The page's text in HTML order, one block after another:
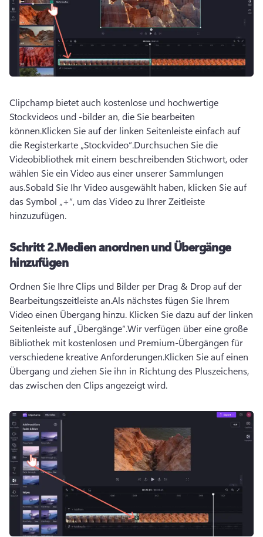
Clipchamp bietet auch kostenlose und hochwertige
Stockvideos und -bilder an, die Sie bearbeiten
können.Klicken Sie auf der linken Seitenleiste einfach auf
die Registerkarte „Stockvideo“.Durchsuchen Sie die
Videobibliothek mit einem beschreibenden Stichwort, oder
wählen Sie ein Video aus einer unserer Sammlungen
aus.Sobald Sie Ihr Video ausgewählt haben, klicken Sie auf
das Symbol „+“, um das Video zu Ihrer Zeitleiste
hinzuzufügen.
Schritt 2.Medien anordnen und Übergänge
hinzufügen
Ordnen Sie Ihre Clips und Bilder per Drag & Drop auf der
Bearbeitungszeitleiste an.Als nächstes fügen Sie Ihrem
Video einen Übergang hinzu. Klicken Sie dazu auf der linken
Seitenleiste auf „Übergänge“.Wir verfügen über eine große
Bibliothek mit kostenlosen und Premium-Übergängen für
verschiedene kreative Anforderungen.Klicken Sie auf einen
Übergang und ziehen Sie ihn in Richtung des Pluszeichens,
das zwischen den Clips angezeigt wird.